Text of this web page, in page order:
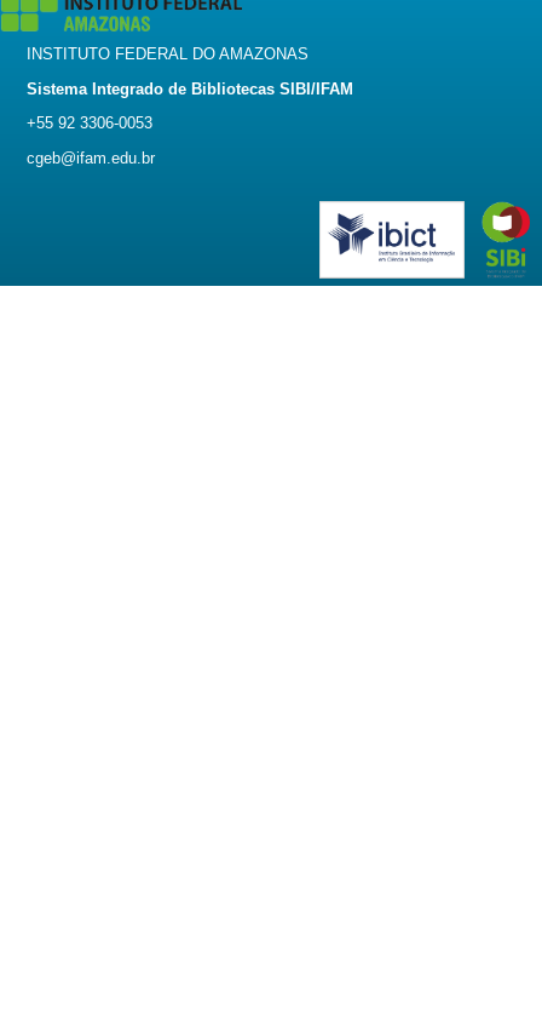
INSTITUTO FEDERAL DO AMAZONAS
Sistema Integrado de Bibliotecas SIBI/IFAM
+55 92 3306-0053
cgeb@ifam.edu.br